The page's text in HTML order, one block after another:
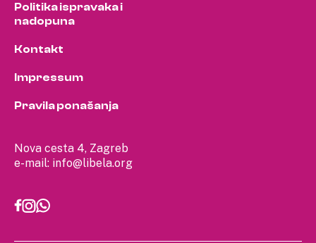
Nova cesta 4, Zagreb
e-mail: info@libela.org
Politika ispravaka i
nadopuna
Kontakt
Impressum
Pravila ponašanja